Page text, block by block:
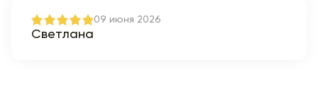
09 июня 2026
Светлана